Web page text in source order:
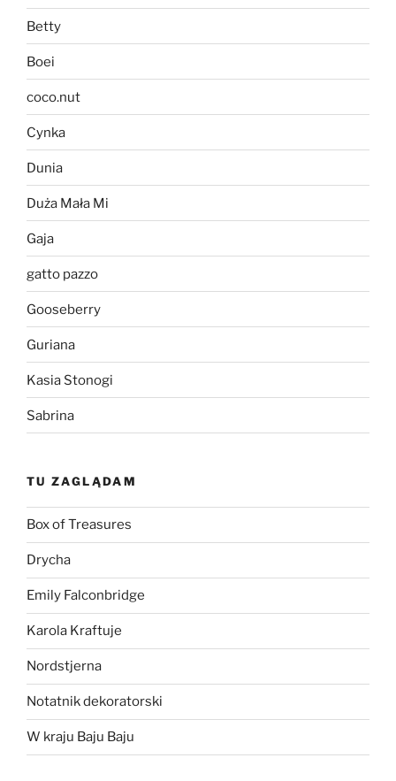
Betty
Boei
coco.nut
Cynka
Dunia
Duża Mała Mi
Gaja
gatto pazzo
Gooseberry
Guriana
Kasia Stonogi
Sabrina
TU ZAGLĄDAM
Box of Treasures
Drycha
Emily Falconbridge
Karola Kraftuje
Nordstjerna
Notatnik dekoratorski
W kraju Baju Baju